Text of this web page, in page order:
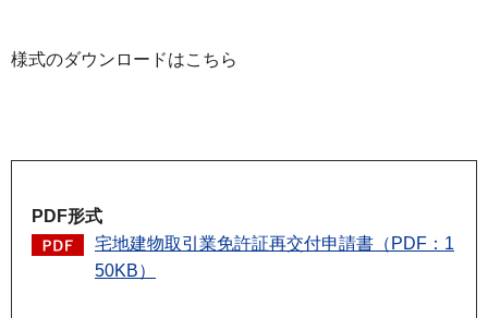
様式のダウンロードはこちら
PDF形式
宅地建物取引業免許証再交付申請書（PDF：1
50KB）